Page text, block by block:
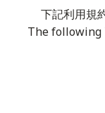
下記利用規
The following